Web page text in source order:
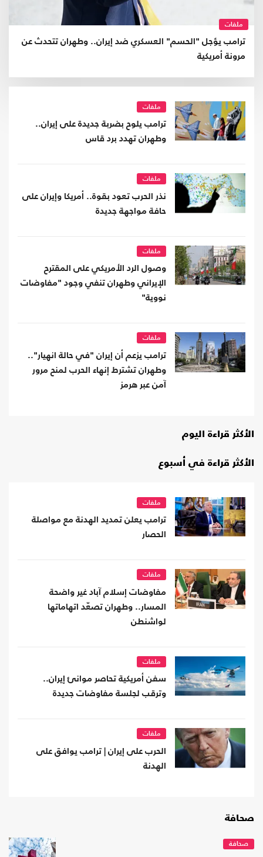
ملفات
ترامب يؤجل "الحسم" العسكري ضد إيران.. وطهران تتحدث عن
مرونة أمريكية
ملفات
ترامب يلوح بضربة جديدة على إيران..
وطهران تهدد برد قاس
ملفات
نذر الحرب تعود بقوة.. أمريكا وإيران على
حافة مواجهة جديدة
ملفات
وصول الرد الأمريكي على المقترح
الإيراني وطهران تنفي وجود "مفاوضات
نووية"
ملفات
ترامب يزعم أن إيران "في حالة انهيار"..
وطهران تشترط إنهاء الحرب لمنح مرور
آمن عبر هرمز
الأكثر قراءة اليوم
الأكثر قراءة في أسبوع
ملفات
ترامب يعلن تمديد الهدنة مع مواصلة
الحصار
ملفات
مفاوضات إسلام آباد غير واضحة
المسار.. وطهران تصعّد اتهاماتها
لواشنطن
ملفات
سفن أمريكية تحاصر موانئ إيران..
وترقب لجلسة مفاوضات جديدة
ملفات
الحرب على إيران | ترامب يوافق على
الهدنة
صحافة
صحافة